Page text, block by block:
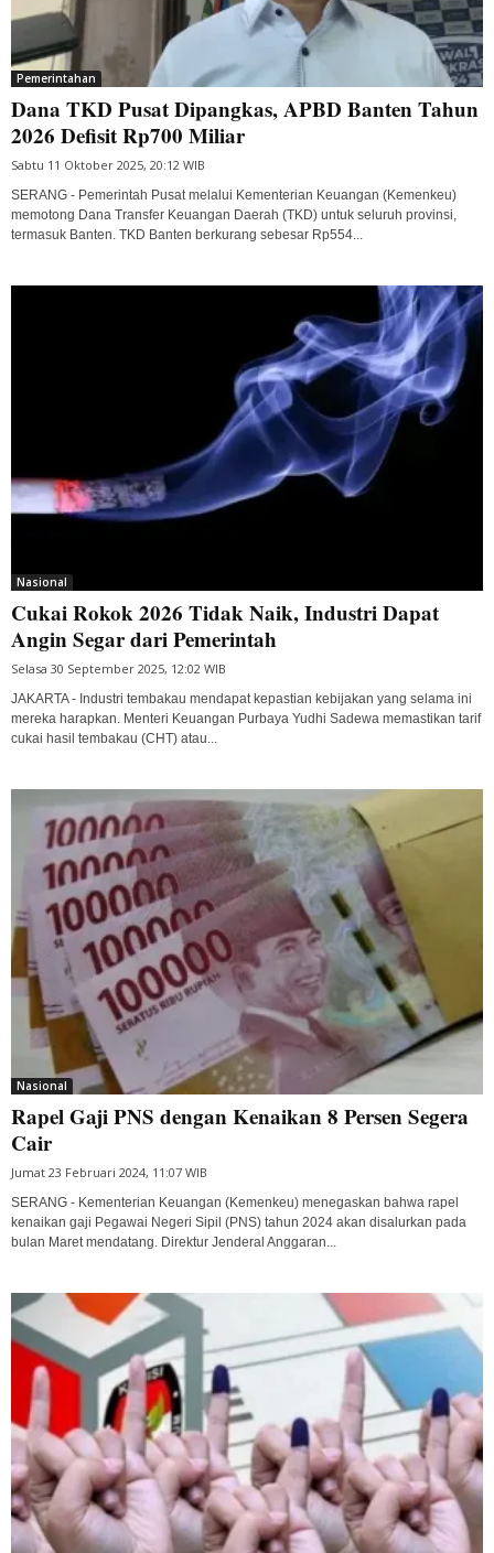
Pemerintahan
Dana TKD Pusat Dipangkas, APBD Banten Tahun
2026 Defisit Rp700 Miliar
Sabtu 11 Oktober 2025, 20:12 WIB
SERANG - Pemerintah Pusat melalui Kementerian Keuangan (Kemenkeu)
memotong Dana Transfer Keuangan Daerah (TKD) untuk seluruh provinsi,
termasuk Banten. TKD Banten berkurang sebesar Rp554...
Nasional
Cukai Rokok 2026 Tidak Naik, Industri Dapat
Angin Segar dari Pemerintah
Selasa 30 September 2025, 12:02 WIB
JAKARTA - Industri tembakau mendapat kepastian kebijakan yang selama ini
mereka harapkan. Menteri Keuangan Purbaya Yudhi Sadewa memastikan tarif
cukai hasil tembakau (CHT) atau...
Nasional
Rapel Gaji PNS dengan Kenaikan 8 Persen Segera
Cair
Jumat 23 Februari 2024, 11:07 WIB
SERANG - Kementerian Keuangan (Kemenkeu) menegaskan bahwa rapel
kenaikan gaji Pegawai Negeri Sipil (PNS) tahun 2024 akan disalurkan pada
bulan Maret mendatang. Direktur Jenderal Anggaran...